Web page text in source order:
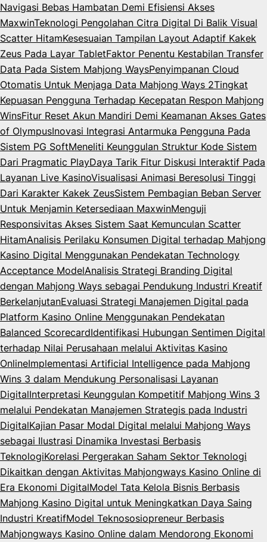
Navigasi Bebas Hambatan Demi Efisiensi Akses
MaxwinTeknologi Pengolahan Citra Digital Di Balik Visual
Scatter HitamKesesuaian Tampilan Layout Adaptif Kakek
Zeus Pada Layar TabletFaktor Penentu Kestabilan Transfer
Data Pada Sistem Mahjong WaysPenyimpanan Cloud
Otomatis Untuk Menjaga Data Mahjong Ways 2Tingkat
Kepuasan Pengguna Terhadap Kecepatan Respon Mahjong
WinsFitur Reset Akun Mandiri Demi Keamanan Akses Gates
of OlympusInovasi Integrasi Antarmuka Pengguna Pada
Sistem PG SoftMeneliti Keunggulan Struktur Kode Sistem
Dari Pragmatic PlayDaya Tarik Fitur Diskusi Interaktif Pada
Layanan Live KasinoVisualisasi Animasi Beresolusi Tinggi
Dari Karakter Kakek ZeusSistem Pembagian Beban Server
Untuk Menjamin Ketersediaan MaxwinMenguji
Responsivitas Akses Sistem Saat Kemunculan Scatter
HitamAnalisis Perilaku Konsumen Digital terhadap Mahjong
Kasino Digital Menggunakan Pendekatan Technology
Acceptance ModelAnalisis Strategi Branding Digital
dengan Mahjong Ways sebagai Pendukung Industri Kreatif
BerkelanjutanEvaluasi Strategi Manajemen Digital pada
Platform Kasino Online Menggunakan Pendekatan
Balanced ScorecardIdentifikasi Hubungan Sentimen Digital
terhadap Nilai Perusahaan melalui Aktivitas Kasino
OnlineImplementasi Artificial Intelligence pada Mahjong
Wins 3 dalam Mendukung Personalisasi Layanan
DigitalInterpretasi Keunggulan Kompetitif Mahjong Wins 3
melalui Pendekatan Manajemen Strategis pada Industri
DigitalKajian Pasar Modal Digital melalui Mahjong Ways
sebagai Ilustrasi Dinamika Investasi Berbasis
TeknologiKorelasi Pergerakan Saham Sektor Teknologi
Dikaitkan dengan Aktivitas Mahjongways Kasino Online di
Era Ekonomi DigitalModel Tata Kelola Bisnis Berbasis
Mahjong Kasino Digital untuk Meningkatkan Daya Saing
Industri KreatifModel Teknososiopreneur Berbasis
Mahjongways Kasino Online dalam Mendorong Ekonomi